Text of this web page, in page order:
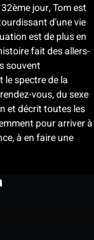
jour, Tom est
d'une vie
est de plus en
fait des allers-
souvent
le spectre de la
vous, du sexe
et décrit toutes les
pour arriver à
à en faire une